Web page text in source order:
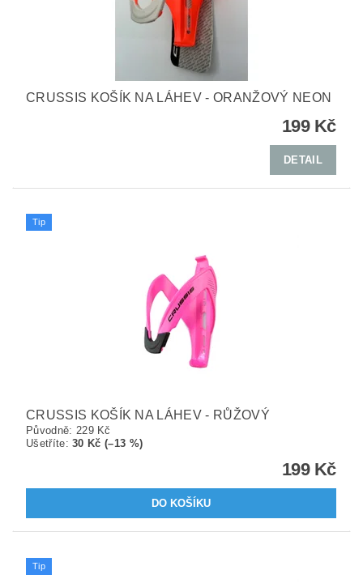
CRUSSIS KOŠÍK NA LÁHEV - ORANŽOVÝ NEON
199 Kč
DETAIL
Tip
CRUSSIS KOŠÍK NA LÁHEV - RŮŽOVÝ
Původně: 229 Kč
Ušetříte:30 Kč (–13 %)
199 Kč
Tip